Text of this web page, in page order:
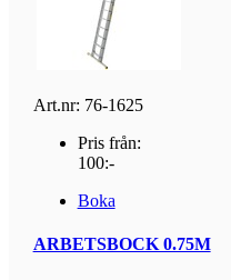
Art.nr: 76-1625
Pris från:
100:-
Boka
ARBETSBOCK 0.75M